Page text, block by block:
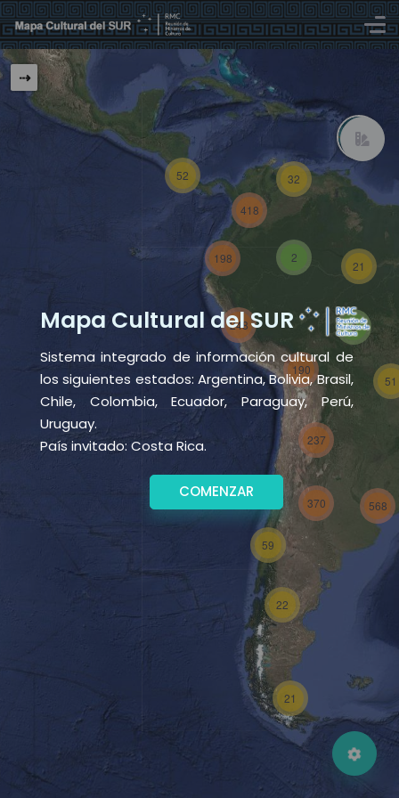
Mapa Cultural del SUR
Sistema integrado de información cultural de
los siguientes estados: Argentina, Bolivia, Brasil,
Chile, Colombia, Ecuador, Paraguay, Perú,
Uruguay.
País invitado: Costa Rica.
COMENZAR
2
21
8
21
22
568
51
198
248
52
59
370
190
237
418
32
⇢